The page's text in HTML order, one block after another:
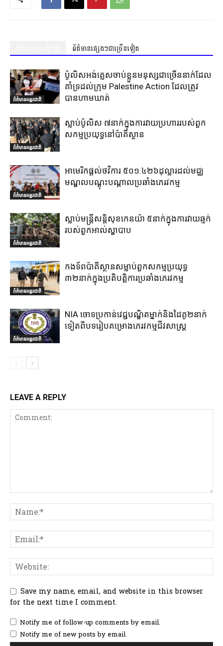
ព័ត៌មានផ្សេងៗជាច្រើនទៀត
ព័ត៌មានអន្តរជាតិ
ប៉ូលិសអង់គ្លេសចាប់ខ្លួនមនុស្សជាច្រើននាក់ដែល
គាំទ្រដល់ក្រុម Palestine Action ដែលត្រូវ
បានហាមឃាត់
ព័ត៌មានអន្តរជាតិ
ស្លាប់ប៉ូលិស ៧នាក់ក្នុងការវាយប្រហាររបស់ពួក
សកម្មប្រយុទ្ធនៅប៉ាគីស្ថាន
ព័ត៌មានអន្តរជាតិ
អាមេរិកផ្តល់ថវិការ ៥០១.៤២៦ដុល្លារដល់មជ្ឈ
មណ្ឌលបណ្តុះបណ្តាលប្រឆាំងភេរវកម្ម
ព័ត៌មានអន្តរជាតិ
ស្លាប់មន្ត្រីសន្តិសុខកេនយ៉ា ៥នាក់ក្នុងការវាយឆ្មក់
របស់ពួកអាល់ស្ហាបាប
ព័ត៌មានអន្តរជាតិ
កងទ័ពប៉ាគីស្ថានសម្លាប់ពួកសកម្មប្រយុទ្ធ
៣២នាក់ក្នុងប្រតិបត្តិការប្រឆាំងភេរវកម្ម
ព័ត៌មានអន្តរជាតិ
NIA ចោទប្រកាន់វេជ្ជបណ្ឌិតម្នាក់និងដៃគូ២នាក់
ទៀតពីបទរៀបគម្រោងភេរវកម្មជីវសាស្ត្រ
LEAVE A REPLY
Save my name, email, and website in this browser
for the next time I comment.
Notify me of follow-up comments by email.
Notify me of new posts by email.